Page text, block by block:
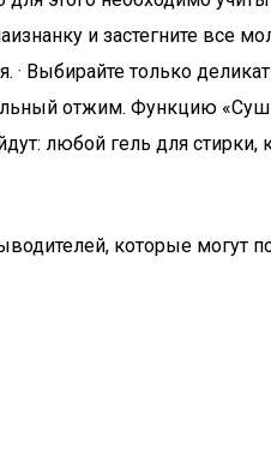
и застегните все
· Выбирайте только
отжим. Функцию
любой гель для стирки,
которые могут